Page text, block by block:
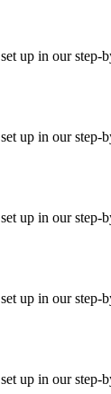
up in our
up in our
up in our
up in our
up in our